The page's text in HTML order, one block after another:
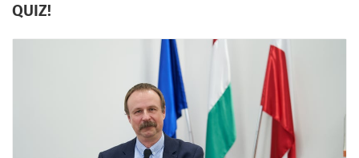
QUIZ!